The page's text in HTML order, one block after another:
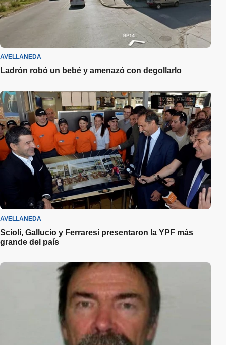
AVELLANEDA
Ladrón robó un bebé y amenazó con degollarlo
AVELLANEDA
Scioli, Gallucio y Ferraresi presentaron la YPF más
grande del país